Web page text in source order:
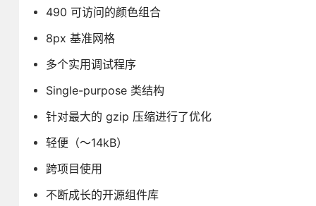
490 可访问的颜色组合
8px 基准网格
多个实用调试程序
Single-purpose 类结构
针对最大的 gzip 压缩进行了优化
轻便（〜14kB）
跨项目使用
不断成长的开源组件库